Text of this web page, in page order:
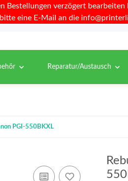
Bestellungen verzögert
eine E-Mail an die
Reparatur/Austausch
PGI-550BKXL